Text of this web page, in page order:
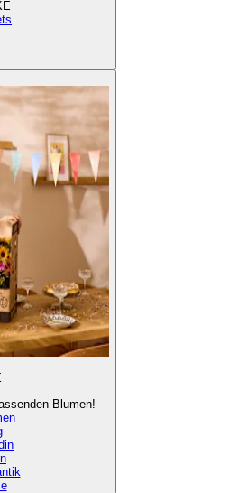
Blumen!